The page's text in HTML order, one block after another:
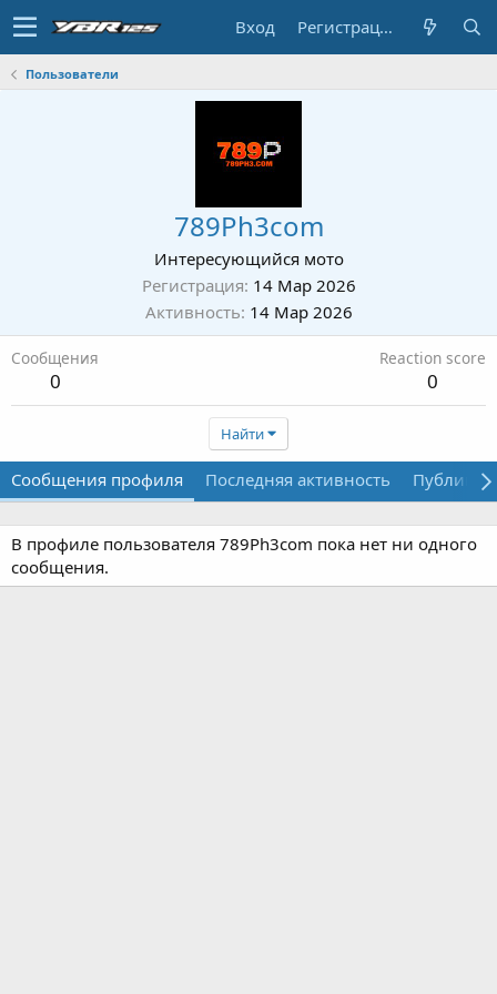
Вход Регистрация
Пользователи
789Ph3com
Интересующийся мото
Регистрация 14 Мар 2026
Активность 14 Мар 2026
Сообщения
0
Reaction score
0
Найти
Сообщения профиля Последняя активность
В профиле пользователя 789Ph3com пока нет ни одного
сообщения.